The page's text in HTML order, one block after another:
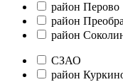
район Перово
район
район
СЗАО
район